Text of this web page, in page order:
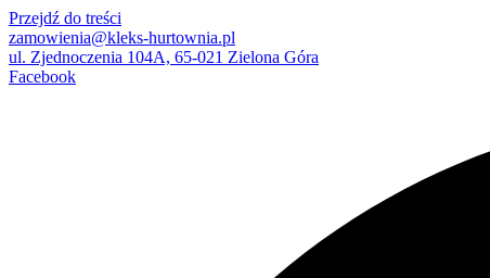
Przejdź do treści
zamowienia@kleks-hurtownia.pl
ul. Zjednoczenia 104A, 65-021 Zielona Góra
Facebook